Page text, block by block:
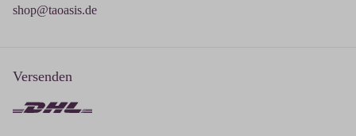
shop@taoasis.de
Versenden